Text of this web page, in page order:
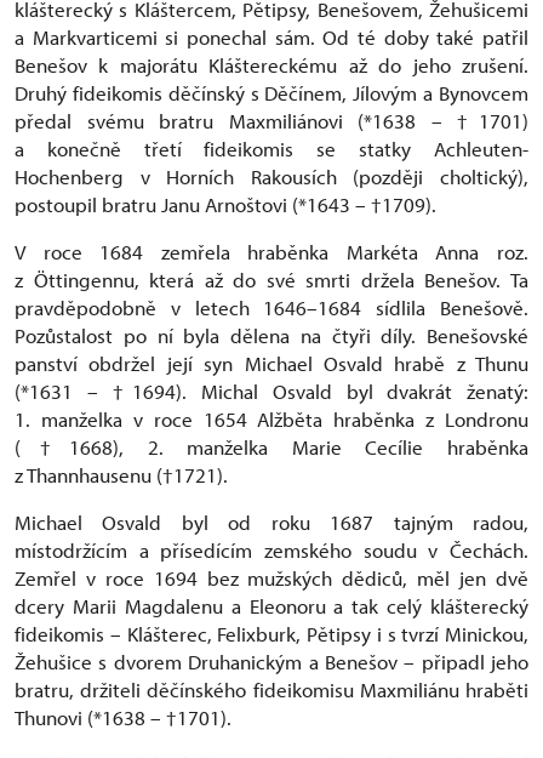
klášterecký s Kláštercem, Pětipsy, Benešovem, Žehušicemi
a Markvarticemi si ponechal sám. Od té doby také patřil
Benešov k majorátu Kláštereckému až do jeho zrušení.
Druhý fideikomis děčínský s Děčínem, Jílovým a Bynovcem
předal svému bratru Maxmiliánovi (*1638 – †1701)
a konečně třetí fideikomis se statky Achleuten-
Hochenberg v Horních Rakousích (později choltický),
postoupil bratru Janu Arnoštovi (*1643 – †1709).
V roce 1684 zemřela hraběnka Markéta Anna roz.
z Öttingennu, která až do své smrti držela Benešov. Ta
pravděpodobně v letech 1646–1684 sídlila Benešově.
Pozůstalost po ní byla dělena na čtyři díly. Benešovské
panství obdržel její syn Michael Osvald hrabě z Thunu
(*1631 – †1694). Michal Osvald byl dvakrát ženatý:
1. manželka v roce 1654 Alžběta hraběnka z Londronu
(†1668), 2. manželka Marie Cecílie hraběnka
z Thannhausenu (†1721).
Michael Osvald byl od roku 1687 tajným radou,
místodržícím a přísedícím zemského soudu v Čechách.
Zemřel v roce 1694 bez mužských dědiců, měl jen dvě
dcery Marii Magdalenu a Eleonoru a tak celý klášterecký
fideikomis – Klášterec, Felixburk, Pětipsy i s tvrzí Minickou,
Žehušice s dvorem Druhanickým a Benešov – připadl jeho
bratru, držiteli děčínského fideikomisu Maxmiliánu hraběti
Thunovi (*1638 – †1701).